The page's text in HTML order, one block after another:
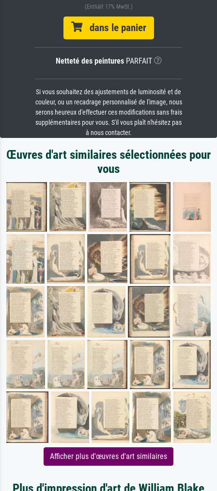
(Enthält 17% MwSt.)
dans le panier
Netteté des peinturesPARFAIT
Si vous souhaitez des ajustements de luminosité et de
couleur, ou un recadrage personnalisé de l'image, nous
serons heureux d'effectuer ces modifications sans frais
supplémentaires pour vous. S'il vous plaît n'hésitez pas
à nous contacter.
Œuvres d'art similaires sélectionnées pour
vous
Afficher plus d'œuvres d'art similaires
Plus d'impression d'art de William Blake